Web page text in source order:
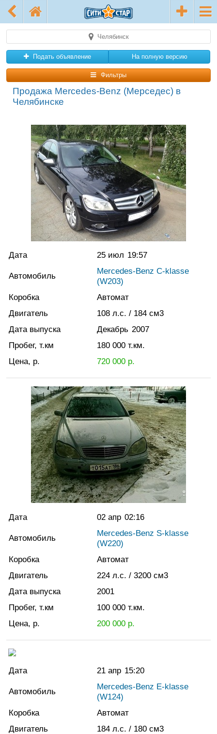
Челябинск
Подать объявление На полную версию
Фильтры
Продажа Mercedes-Benz (Мерседес) в
Челябинске
Дата 25 июл 19:57
Автомобиль
Mercedes-Benz C-klasse
(W203)
Коробка
Автомат
Двигатель
108 л.с. / 184 см3
Дата выпуска
Декабрь 2007
Пробег, т.км
180 000 т.км.
Цена, р.
720 000р.
Дата 02 апр 02:16
Автомобиль
Mercedes-Benz S-klasse
(W220)
Коробка
Автомат
Двигатель
224 л.с. / 3200 см3
Дата выпуска
2001
Пробег, т.км
100 000 т.км.
Цена, р.
200 000р.
Дата 21 апр 15:20
Автомобиль
Mercedes-Benz E-klasse
(W124)
Коробка
Автомат
Двигатель
184 л.с. / 180 см3